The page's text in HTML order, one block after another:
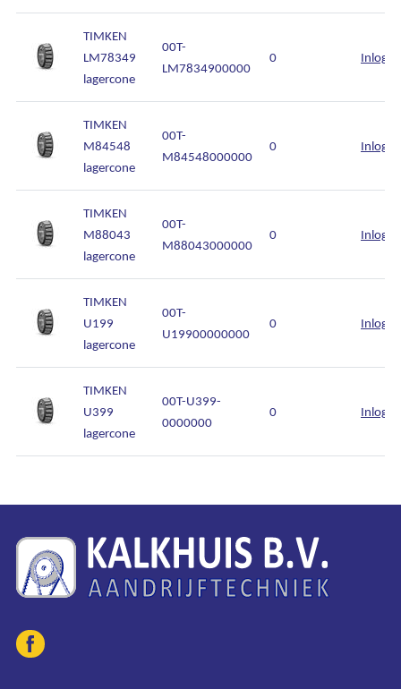
TIMKEN
LM78349
lagercone
00T-
LM7834900000
0
TIMKEN
M84548
lagercone
00T-
M84548000000
0
TIMKEN
M88043
lagercone
00T-
M88043000000
0
TIMKEN
U199
lagercone
00T-
U19900000000
0
TIMKEN
U399
lagercone
00T-U399-
0000000
0